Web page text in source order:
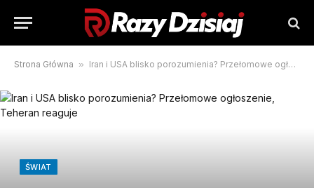
Strona Główna » Iran i USA blisko porozumienia? Przełomowe ogłoszenie, Teheran reaguje
ŚWIAT